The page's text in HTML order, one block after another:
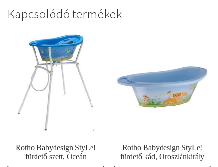
Kapcsolódó termékek
Rotho Babydesign StyLe!
fürdető szett, Óceán
Rotho Babydesign StyLe!
fürdető kád, Oroszlánkirály